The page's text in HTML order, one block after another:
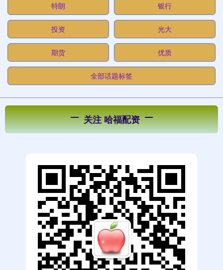
特朗 银行
投资 光大
期货 优质
全部话题标签
关注 哈福配资